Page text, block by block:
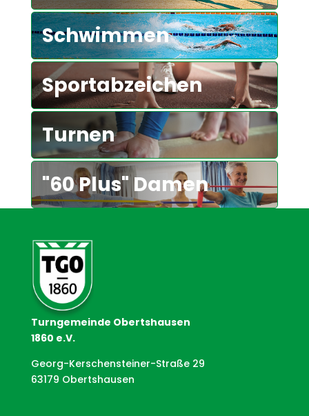
Schwimmen
Sportabzeichen
Turnen
"60 Plus" Damen
Turngemeinde Obertshausen
1860 e.V.
Georg-Kerschensteiner-Straße 29
63179 Obertshausen